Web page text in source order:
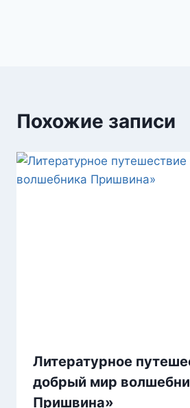
Похожие записи
Литературное
добрый мир
Пришвина»